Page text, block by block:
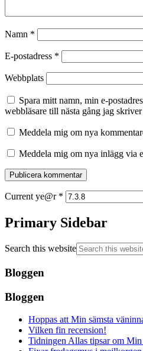
Namn *
E-postadress *
Webbplats
Spara mitt namn, min e-
webbläsare till nästa gång jag
Meddela mig om nya
Meddela mig om nya inlägg via
Current ye@r *
Primary Sidebar
Search this website
Bloggen
Bloggen
Hoppas att Min sämsta
Vilken fin recension!
Tidningen Allas tipsar om Min